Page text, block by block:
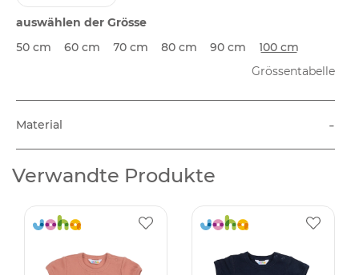
auswählen der Grösse
50 cm
60 cm 70 cm 80 cm 90 cm
100 cm
Grössentabelle
Material -
Verwandte Produkte